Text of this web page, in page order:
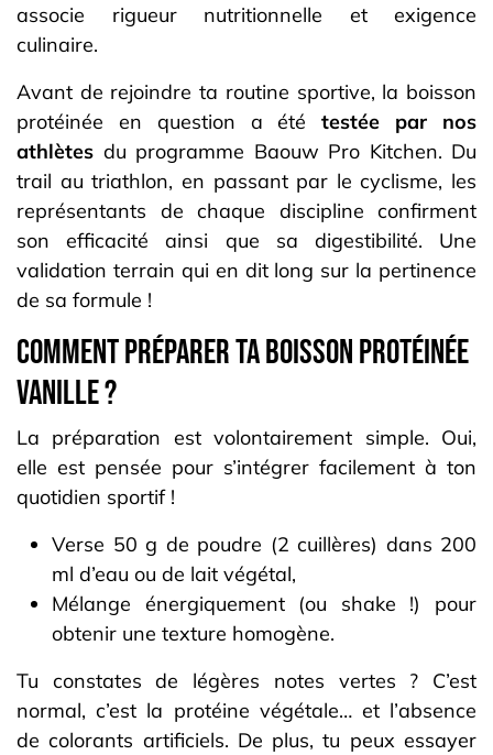
associe rigueur nutritionnelle et exigence
culinaire.
Avant de rejoindre ta routine sportive, la boisson
protéinée en question a ététestée par nos
athlètes du programme Baouw Pro Kitchen. Du
trail au triathlon, en passant par le cyclisme, les
représentants de chaque discipline confirment
son efficacité ainsi que sa digestibilité. Une
validation terrain qui en dit long sur la pertinence
de sa formule !
Comment préparer ta boisson protéinée
vanille ?
La préparation est volontairement simple. Oui,
elle est pensée pour s’intégrer facilement à ton
quotidien sportif !
Verse 50 g de poudre (2 cuillères) dans 200
ml d’eau ou de lait végétal,
Mélange énergiquement (ou shake !) pour
obtenir une texture homogène.
Tu constates de légères notes vertes ? C’est
normal, c’est la protéine végétale… et l’absence
de colorants artificiels. De plus, tu peux essayer